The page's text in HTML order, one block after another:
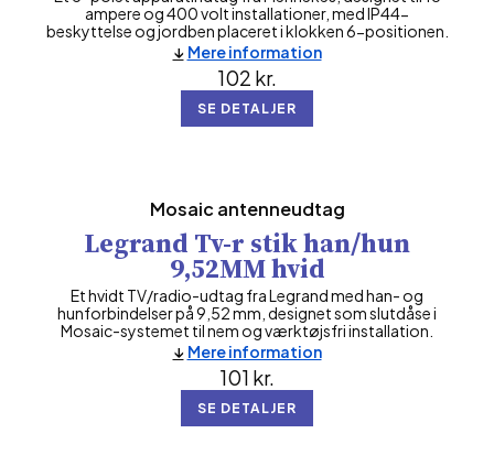
ampere og 400 volt installationer, med IP44-
beskyttelse og jordben placeret i klokken 6-positionen.
102 kr.
SE DETALJER
Mere information
Mosaic antenneudtag
Legrand Tv-r stik han/hun
9,52MM hvid
Et hvidt TV/radio-udtag fra Legrand med han- og
hunforbindelser på 9,52 mm, designet som slutdåse i
Mosaic-systemet til nem og værktøjsfri installation.
101 kr.
SE DETALJER
Mere information